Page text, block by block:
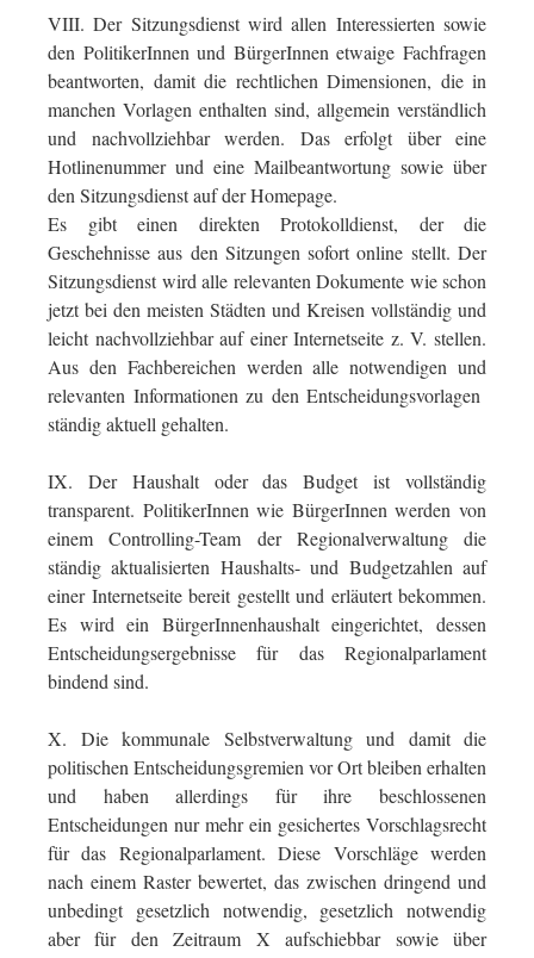
VIII. Der Sitzungsdienst wird allen Interessierten sowie
den PolitikerInnen und BürgerInnen etwaige Fachfragen
beantworten, damit die rechtlichen Dimensionen, die in
manchen Vorlagen enthalten sind, allgemein verständlich
und nachvollziehbar werden. Das erfolgt über eine
Hotlinenummer und eine Mailbeantwortung sowie über
den Sitzungsdienst auf der Homepage.
Es gibt einen direkten Protokolldienst, der die
Geschehnisse aus den Sitzungen sofort online stellt. Der
Sitzungsdienst wird alle relevanten Dokumente wie schon
jetzt bei den meisten Städten und Kreisen vollständig und
leicht nachvollziehbar auf einer Internetseite z. V. stellen.
Aus den Fachbereichen werden alle notwendigen und
relevanten Informationen zu den Entscheidungsvorlagen
ständig aktuell gehalten.
IX. Der Haushalt oder das Budget ist vollständig
transparent. PolitikerInnen wie BürgerInnen werden von
einem Controlling-Team der Regionalverwaltung die
ständig aktualisierten Haushalts- und Budgetzahlen auf
einer Internetseite bereit gestellt und erläutert bekommen.
Es wird ein BürgerInnenhaushalt eingerichtet, dessen
Entscheidungsergebnisse für das Regionalparlament
bindend sind.
X. Die kommunale Selbstverwaltung und damit die
politischen Entscheidungsgremien vor Ort bleiben erhalten
und haben allerdings für ihre beschlossenen
Entscheidungen nur mehr ein gesichertes Vorschlagsrecht
für das Regionalparlament. Diese Vorschläge werden
nach einem Raster bewertet, das zwischen dringend und
unbedingt gesetzlich notwendig, gesetzlich notwendig
aber für den Zeitraum X aufschiebbar sowie über